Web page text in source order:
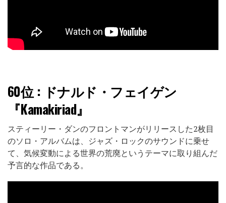
60位 : ドナルド・フェイゲン
『Kamakiriad』
スティーリー・ダンのフロントマンがリリースした2枚目
のソロ・アルバムは、ジャズ・ロックのサウンドに乗せ
て、気候変動による世界の荒廃というテーマに取り組んだ
予言的な作品である。